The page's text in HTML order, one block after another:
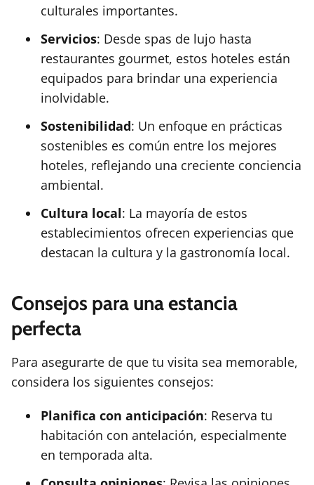
culturales importantes.
Servicios: Desde spas de lujo hasta
restaurantes gourmet, estos hoteles están
equipados para brindar una experiencia
inolvidable.
Sostenibilidad: Un enfoque en prácticas
sostenibles es común entre los mejores
hoteles, reflejando una creciente conciencia
ambiental.
Cultura local: La mayoría de estos
establecimientos ofrecen experiencias que
destacan la cultura y la gastronomía local.
Consejos para una estancia
perfecta
Para asegurarte de que tu visita sea memorable,
considera los siguientes consejos:
Planifica con anticipación: Reserva tu
habitación con antelación, especialmente
en temporada alta.